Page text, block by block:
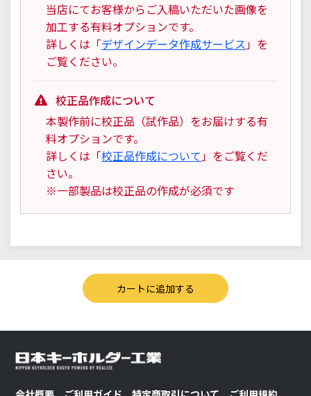
当店にてお客様からご入稿いただいた画像を
加工する有料オプションです。
詳しくは「デザインデータ作成サービス」を
ご覧ください。
校正品作成について
本製作前に校正品（試作品）をお届けする有
料オプションです。
詳しくは「校正品作成について」をご覧くだ
さい。
※一部製品は校正品の作成が必須です